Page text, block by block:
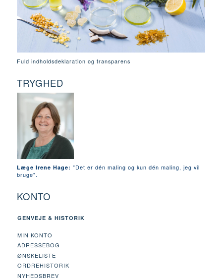
Fuld indholdsdeklaration og transparens
TRYGHED
Læge Irene Hage: "Det er dén maling og kun dén maling, jeg vil
bruge".
KONTO
GENVEJE & HISTORIK
MIN KONTO
ADRESSEBOG
ØNSKELISTE
ORDREHISTORIK
NYHEDSBREV